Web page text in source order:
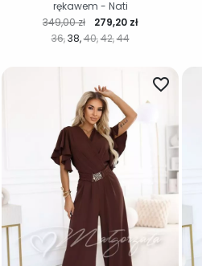
36 38 40 42 44
Cena regularna
349,00 zł Cena
279,20 zł
rękawem - Nati
favorite_border